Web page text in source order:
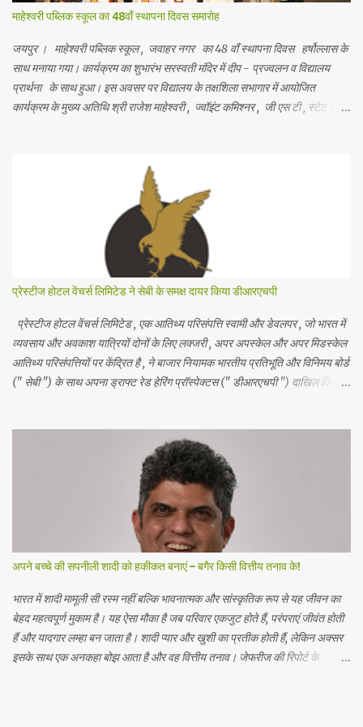
माहेश्वरी पब्लिक स्कूल का 48वाँ स्थापना दिवस समारोह
जयपुर । माहेश्वरी पब्लिक स्कूल , जवाहर नगर का 48 वाँ स्थापना दिवस हर्षोल्लास के
साथ मनाया गया। कार्यक्रम का शुभारंभ सरस्वती मंदिर में दीप - प्रज्वलन व विद्यालय
प्रार्थना के साथ हुआ। इस अवसर पर विद्यालय के तक्षशिला सभागार में आयोजित
कार्यक्रम के मुख्य अतिथि श्री राजेश माहेश्वरी , ज्वॉइंट कमिश्नर , जी एस टी , स्टेट टैक्स
काबरा , विद्यालय प्रबंध समिति के सदस्य श्री अमित सोनी , श्रीमती अरुणा गगरानी व
विद्यालय के प्राचार्य श्री अशोक जी वैद मंचासीन थे। मानद सचिव ने विद्यालय की
स्थापना के उद्देश्यों का स्मरण कराते हुए कहा कि शिक्षा के माध्यम से छात्रों के सर्वांगीण
विकास के लिए हरसंभव प्रयास करके गुणवत्तापूर्ण शिक्षा के लिए हम कटिबद्ध हैं । समारोह
के विशिष्ट अतिथि ने विद्य...
प्रेस्टीज होटल वेंचर्स लिमिटेड ने सेबी के समक्ष दायर किया डीआरएचपी
प्रेस्टीज होटल वेंचर्स लिमिटेड , एक आतिथ्य परिसंपत्ति स्वामी और डेवलपर , जो भारत में
व्यवसाय और अवकाश यात्रियों दोनों के लिए लक्जरी , अपर अपस्केल और अपर मिडस्केल
आतिथ्य परिसंपत्तियों पर केंद्रित है , ने बाजार नियामक भारतीय प्रतिभूति और विनिमय बोर्ड
(" सेबी ") के साथ अपना ड्राफ्ट रेड हेरिंग प्रॉस्पेक्टस (" डीआरएचपी ") दाखिल किया
का प्रस्ताव है , जो कुल मिलाकर 1000 करोड़ रुपये तक है। बिक्री के प्रस्ताव में
प्रेस्टीज एस्टेट्स प्रोजेक्ट्स लिमिटेड ( प्रवर्तक विक्रय शेयरधारक ) द्वारा ₹ 5 अंकित
मूल्य के इक्विटी शेयर शामिल हैं। प्रेस्टीज होटल वेंचर्स लिमिटेड ने शुद्ध आय से 1121.276
करोड़ रुपये की अनुमानित राशि का उपयोग करने का प्रस्ताव किया है , जो कंपनी और
अपने बच्चे की सपनीली शादी को हकीकत बनाएं – बगैर किसी वित्तीय तनाव के!
भारत में शादी मामूली सी रस्म नहीं बल्कि भावनात्मक और सांस्कृतिक रूप से यह जीवन का
बेहद महत्वपूर्ण मुकाम है। यह ऐसा मौका है जब परिवार एकजुट होते हैं, परंपराएं जीवंत होती
हैं और यादगार लम्हा बन जाता है। शादी प्यार और खुशी का प्रतीक होती हैं, लेकिन अक्सर
इसके साथ एक अनकहा बोझ आता है और वह वित्तीय तनाव। जेफरीज की रिपोर्ट के